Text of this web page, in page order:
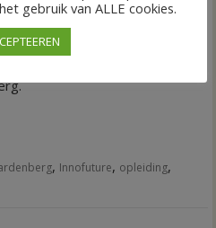
, Innofuture, opleiding,
gebruik van ALLE cookies.